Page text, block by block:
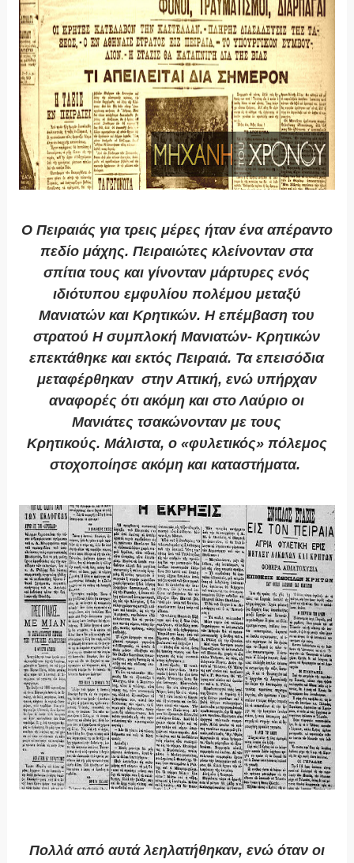
Ο Πειραιάς για τρεις μέρες ήταν ένα απέραντο
πεδίο μάχης. Πειραιώτες κλείνονταν στα
σπίτια τους και γίνονταν μάρτυρες ενός
ιδιότυπου εμφυλίου πολέμου μεταξύ
Μανιατών και Κρητικών. Η επέμβαση του
στρατού Η συμπλοκή Μανιατών- Κρητικών
επεκτάθηκε και εκτός Πειραιά. Τα επεισόδια
μεταφέρθηκαν στην Αττική, ενώ υπήρχαν
αναφορές ότι ακόμη και στο Λαύριο οι
Μανιάτες τσακώνονταν με τους
Κρητικούς. Μάλιστα, ο «φυλετικός» πόλεμος
στοχοποίησε ακόμη και καταστήματα.
Πολλά από αυτά λεηλατήθηκαν, ενώ όταν οι